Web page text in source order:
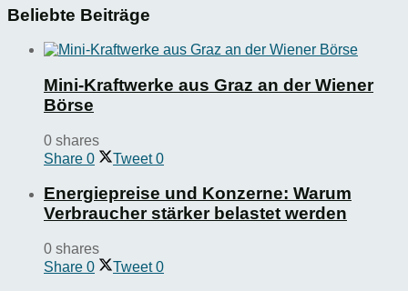
Beliebte Beiträge
Mini-Kraftwerke aus Graz an der Wiener
Börse
0 shares
Share 0 Tweet 0
Energiepreise und Konzerne: Warum
Verbraucher stärker belastet werden
0 shares
Share 0 Tweet 0